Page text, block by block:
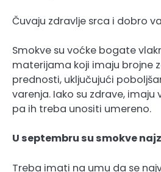
Čuvaju zdravlje srca i dobro
Smokve su voćke bogate
materijama koji imaju brojne
prednosti, uključujući
varenja. Iako su zdrave, imaju
pa ih treba unositi umereno.
U septembru su smokve
Treba imati na umu da se